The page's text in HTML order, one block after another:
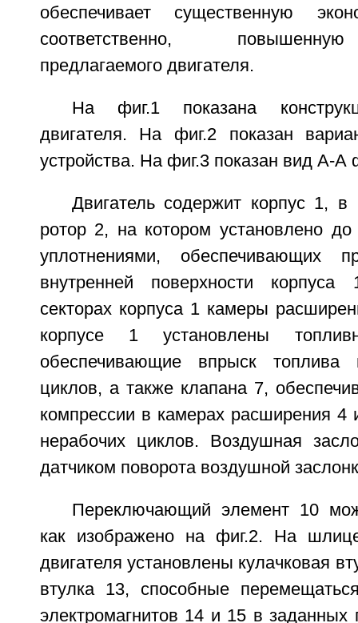
обеспечивает существенную
соответственно,
предлагаемого двигателя.
На фиг.1 показана
двигателя. На фиг.2 показан
устройства. На фиг.3 показан вид А-А
Двигатель содержит корпус 1, в
ротор 2, на котором установлено
уплотнениями, обеспечивающих
внутренней поверхности
секторах корпуса 1 камеры
корпусе 1 установлены
обеспечивающие впрыск
циклов, а также клапана 7,
компрессии в камерах расширения
нерабочих циклов. Воздушная
датчиком поворота воздушной
Переключающий элемент 10
как изображено на фиг.2. На
двигателя установлены кулачковая
втулка 13, способные
электромагнитов 14 и 15 в